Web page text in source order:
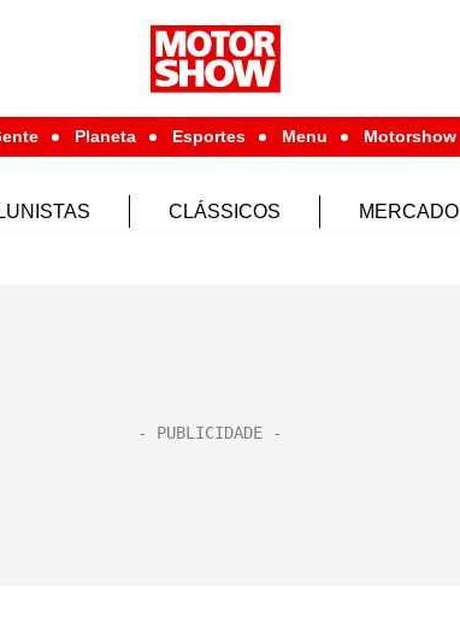
Planeta Esportes Menu Motorshow
CLÁSSICOS MERCADO